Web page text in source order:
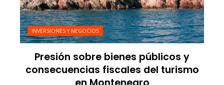
INVERSIONES Y NEGOCIOS
Presión sobre bienes públicos y
consecuencias fiscales del turismo